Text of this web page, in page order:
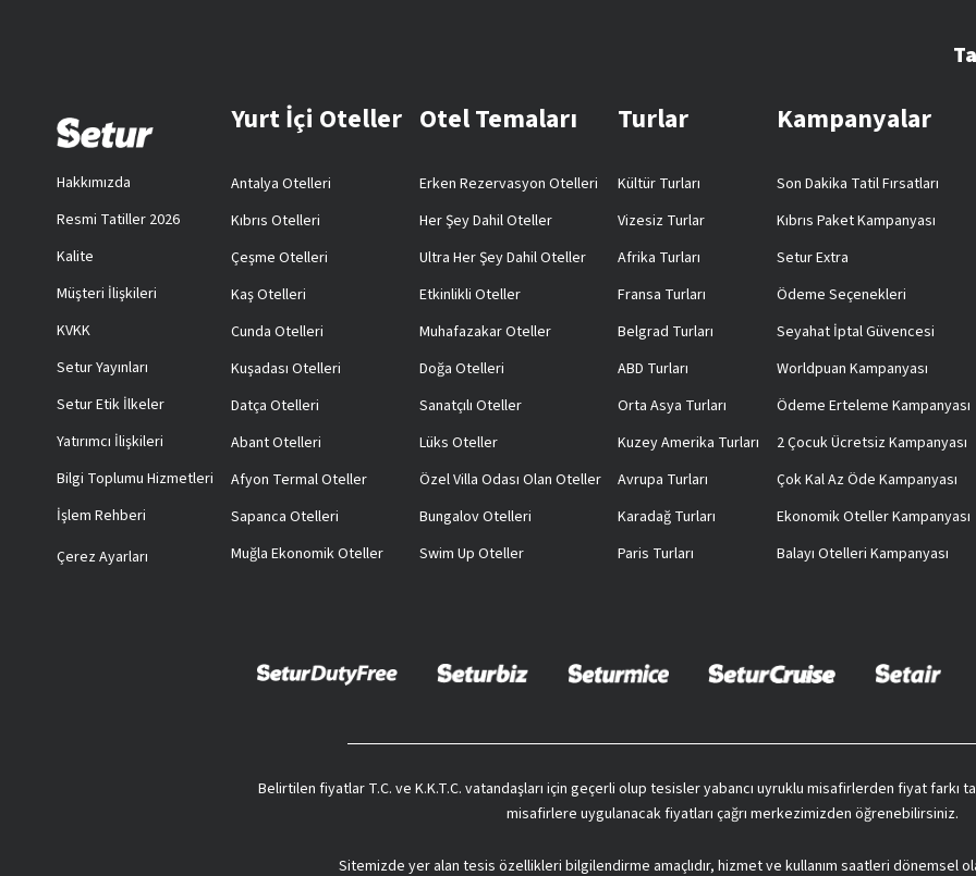
Hakkımızda
Resmi Tatiller 2026
Kalite
Müşteri İlişkileri
KVKK
Setur Yayınları
Setur Etik İlkeler
Yatırımcı İlişkileri
Bilgi Toplumu Hizmetleri
İşlem Rehberi
Çerez Ayarları
Yurt İçi Oteller
Antalya Otelleri
Kıbrıs Otelleri
Çeşme Otelleri
Kaş Otelleri
Cunda Otelleri
Kuşadası Otelleri
Datça Otelleri
Abant Otelleri
Afyon Termal Oteller
Sapanca Otelleri
Muğla Ekonomik Oteller
Otel Temaları
Erken Rezervasyon Otelleri
Her Şey Dahil Oteller
Ultra Her Şey Dahil Oteller
Etkinlikli Oteller
Muhafazakar Oteller
Doğa Otelleri
Sanatçılı Oteller
Lüks Oteller
Özel Villa Odası Olan Oteller
Bungalov Otelleri
Swim Up Oteller
Turlar
Kültür Turları
Vizesiz Turlar
Afrika Turları
Fransa Turları
Belgrad Turları
ABD Turları
Orta Asya Turları
Kuzey Amerika Turları
Avrupa Turları
Karadağ Turları
Paris Turları
Kampanyalar
Son Dakika Tatil Fırsatları
Kıbrıs Paket Kampanyası
Setur Extra
Ödeme Seçenekleri
Seyahat İptal Güvencesi
Worldpuan Kampanyası
Ödeme Erteleme Kampanyası
2 Çocuk Ücretsiz Kampanyası
Çok Kal Az Öde Kampanyası
Ekonomik Oteller Kampanyası
Balayı Otelleri Kampanyası
Belirtilen fiyatlar T.C. ve K.K.T.C. vatandaşları için geçerli olup tesisler yabancı uyruklu misafirlerden fiyat farkı
misafirlere uygulanacak fiyatları çağrı merkezimizden öğrenebilirsiniz.
Sitemizde yer alan tesis özellikleri bilgilendirme amaçlıdır, hizmet ve kullanım saatleri dönemsel